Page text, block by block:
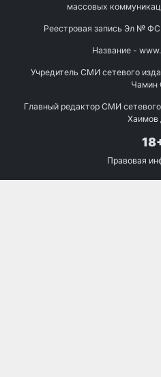
массовых
Реестровая запись Эл №
Название -
Учредитель СМИ сетевого
Чамин
Главный редактор СМИ
Хаимов
Правовая